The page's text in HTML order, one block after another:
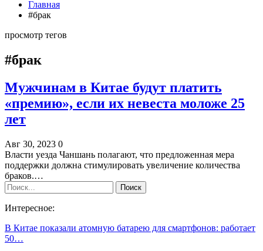
Главная
#брак
просмотр тегов
#брак
Мужчинам в Китае будут платить
«премию», если их невеста моложе 25
лет
Авг 30, 2023 0
Власти уезда Чаншань полагают, что предложенная мера
поддержки должна стимулировать увеличение количества
браков.…
Интересное:
В Китае показали атомную батарею для смартфонов: работает
50…